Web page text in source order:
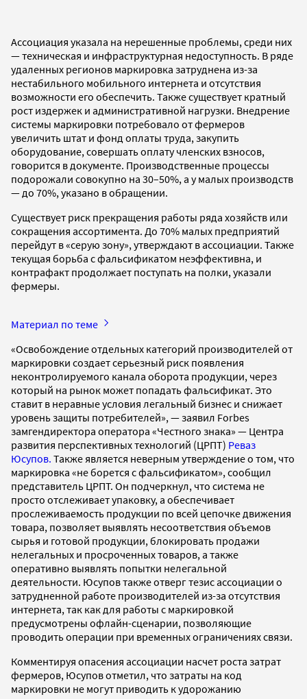
Ассоциация указала на нерешенные проблемы, среди них
— техническая и инфраструктурная недоступность. В ряде
удаленных регионов маркировка затруднена из-за
нестабильного мобильного интернета и отсутствия
возможности его обеспечить. Также существует кратный
рост издержек и административной нагрузки. Внедрение
системы маркировки потребовало от фермеров
увеличить штат и фонд оплаты труда, закупить
оборудование, совершать оплату членских взносов,
говорится в документе. Производственные процессы
подорожали совокупно на 30–50%, а у малых производств
— до 70%, указано в обращении.
Существует риск прекращения работы ряда хозяйств или
сокращения ассортимента. До 70% малых предприятий
перейдут в «серую зону», утверждают в ассоциации. Также
текущая борьба с фальсификатом неэффективна, и
контрафакт продолжает поступать на полки, указали
фермеры.
Материал по теме
«Освобождение отдельных категорий производителей от
маркировки создает серьезный риск появления
неконтролируемого канала оборота продукции, через
который на рынок может попадать фальсификат. Это
ставит в неравные условия легальный бизнес и снижает
уровень защиты потребителей», — заявил Forbes
замгендиректора оператора «Честного знака» — Центра
развития перспективных технологий (ЦРПТ) Реваз
Юсупов. Также является неверным утверждение о том, что
маркировка «не борется с фальсификатом», сообщил
представитель ЦРПТ. Он подчеркнул, что система не
просто отслеживает упаковку, а обеспечивает
прослеживаемость продукции по всей цепочке движения
товара, позволяет выявлять несоответствия объемов
сырья и готовой продукции, блокировать продажи
нелегальных и просроченных товаров, а также
оперативно выявлять попытки нелегальной
деятельности. Юсупов также отверг тезис ассоциации о
затрудненной работе производителей из-за отсутствия
интернета, так как для работы с маркировкой
предусмотрены офлайн-сценарии, позволяющие
проводить операции при временных ограничениях связи.
Комментируя опасения ассоциации насчет роста затрат
фермеров, Юсупов отметил, что затраты на код
маркировки не могут приводить к удорожанию